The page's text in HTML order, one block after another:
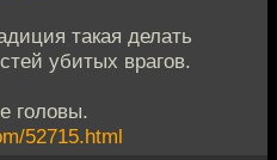
такая делать
убитых врагов.
головы.
52715.html